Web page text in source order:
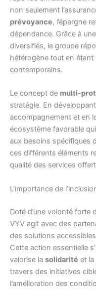
non seulement
prévoyance, l’épargne
dépendance. Grâce à
diversifiés, le groupe
hétérogène tout en étant
contemporains.
Le concept de multi-
stratégie. En
accompagnement et en
écosystème favorable
aux besoins spécifiques
ces différents éléments
qualité des services
L’importance de
Doté d’une volonté forte
VYV agit avec des
des solutions
Cette action essentielle
valorise la solidarité et
travers des initiatives
l’amélioration des